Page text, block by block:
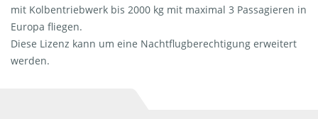
mit Kolbentriebwerk bis 2000 kg mit maximal 3 Passagieren in
Europa fliegen.
Diese Lizenz kann um eine Nachtflugberechtigung erweitert
werden.